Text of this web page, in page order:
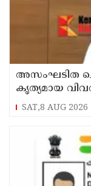
അസംഘടിത
കൃത്യമായ
വി ഡി സതീശൻ
SAT,8 AUG 2026